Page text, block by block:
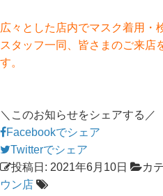
広々とした店内でマスク着用・
スタッフ一同、皆さまのご来店
す。
＼このお知らせをシェアする／
Facebookでシェア
Twitterでシェア
投稿日: 2021年6月10日
カ
ウン店